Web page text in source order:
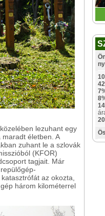
lezuhant egy
életben. A
zuhant le a szlovák
(KFOR)
tagjait. Már
az okozta,
három kilométerrel